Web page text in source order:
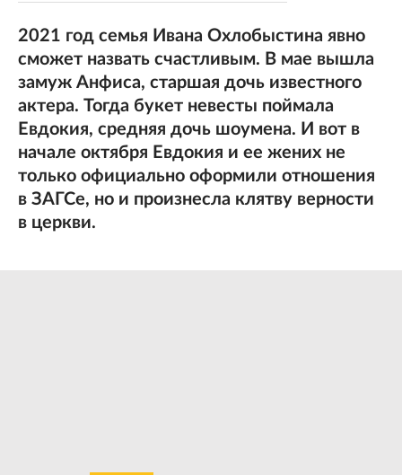
2021 год семья Ивана Охлобыстина явно
сможет назвать счастливым. В мае вышла
замуж Анфиса, старшая дочь известного
актера. Тогда букет невесты поймала
Евдокия, средняя дочь шоумена. И вот в
начале октября Евдокия и ее жених не
только официально оформили отношения
в ЗАГСе, но и произнесла клятву верности
в церкви.